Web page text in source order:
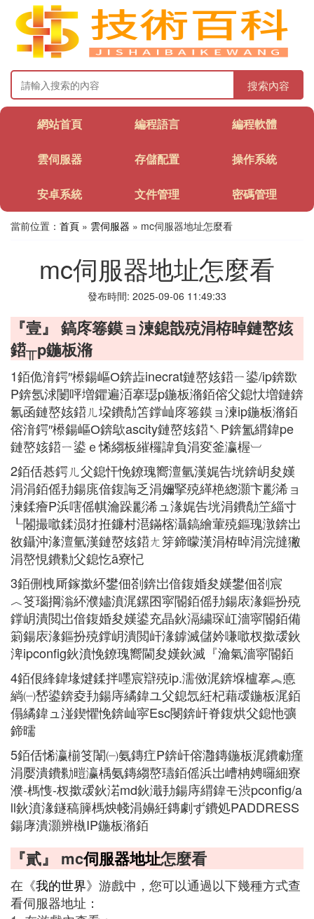
搜索內容
網站首頁 編程語言 編程軟體
雲伺服器 存儲配置 操作系統
安卓系統 文件管理 密碼管理
當前位置： 首頁 » 雲伺服器 » mc伺服器地址怎麼看
mc伺服器地址怎麼看
發布時間: 2025-09-06 11:49:33
『壹』 鎬庝箞鏌ョ湅鎴戠殑涓栫晫鏈嶅姟
鍣╥p鍦板潃
1銆佹湇鍔″櫒鍚嶇О錛歮inecrat鏈嶅姟鍣ㄧ鍙/ip錛欼
P錛氬浗闄呯増鑺遍洦搴璱p鍦板潃銆傛父鎴忕増鏈錛
氱函鏈嶅姟鍣ㄦ垜鐨勪笘鐣屾庝箞鏌ョ湅ip鍦板潃銆
傛湇鍔″櫒鍚嶇О錛歍ascity鏈嶅姟鍣↖P錛氳緭鍏pe
鏈嶅姟鍣ㄧ鍙ｅ悕縐板繀欏諱負涓変釜瀛楃︺
2銆佸惎鍔ㄦ父鎴忓悗鐐瑰嚮澶氫漢娓告垙錛岄夋嫨
涓涓銆傜劧鍚庣偣鍑誨乏涓嬭掔殑緙栬緫灝卞彲浠ョ
湅鍒癐P浜嗐傜帺瀹跺彲浠ュ湪娓告垙涓鐨勪笁緇寸
┖闂撮噷鍒涢犲拰鐮村潖鏋楁灄鎬繪葷殑鏂瑰潡錛岀
敋鑷沖湪澶氫漢鏈嶅姟鍣ㄤ笌鍗曚漢涓栫晫涓浣撻獙
涓嶅悓鐨勬父鎴忔ā寮忋
3銆侀栧厛鎵撳紑鐢佃剳錛岀偣鍑婚夋嫨鐢佃剳宸
︿笅瑙掆滃紑濮嬧濆浘鏍囨寜閽銆傜劧鍚庡湪鏂扮殑
鐣岄潰閲岀偣鍑婚夋嫨鍙充晶鈥滆繍琛屸濇寜閽銆備
箣鍚庡湪鏂扮殑鐣岄潰閲屽湪鎼滅儲妗嗛噷杈撳叆鈥
渒ipconfig鈥濆悗鐐瑰嚮閫夋嫨鈥滅『瀹氣濇寜閽銆
4銆佷綘鍏堟煡鍒拌嚜宸辯殑ip.濡傚浘錛堢櫨搴︽悳
緔㈠嵆鍙錛夌劧鍚庤繘鍏ユ父鎴忥紝杞藉叆鍦板浘銆
傝繘鍏ュ湴鍥懼悗錛屾寜Esc閿錛屽脊鍑烘父鎴忚彍
鍗曘
5銆佸悕瀛椾笅闈㈠氨鏄疘P錛屽傛灉鏄鍦板浘鐨勮瘽
涓嬮潰鐨勬暟瀛楀氨鏄縐嶅瓙銆傜浜岀嶆柟娉曪細寮
濮-榪愯-杈撳叆鈥渃md鈥濈劧鍚庤緭鍏モ渋pconfig/a
ll鈥濆湪鐩稿簲榪炴帴涓嬶紝鏄劇ず鐨処PADDRESS
鍚庨潰灝辨槸IP鍦板潃銆
『貳』 mc伺服器地址怎麼看
在《我的世界》游戲中，您可以通過以下幾種方式查
看伺服器地址：